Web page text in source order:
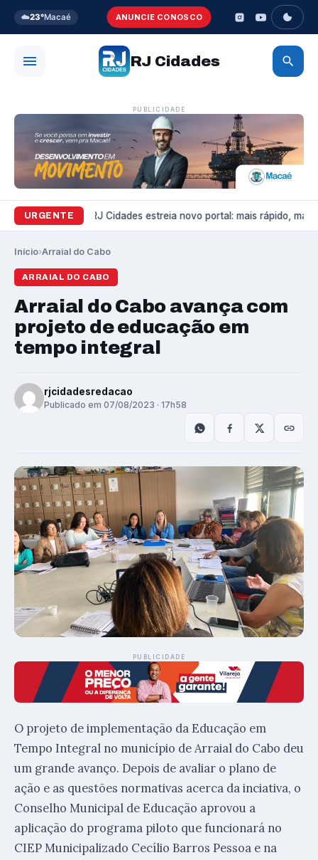
☁️23°Macaé ANUNCIE CONOSCO
RJ Cidades
PUBLICIDADE
URGENTE
Variedades RJ Cidades estreia novo portal: mais rápido, mais
Início›Arraial do Cabo
ARRAIAL DO CABO
Arraial do Cabo avança com
projeto de educação em
tempo integral
rjcidadesredacao
Publicado em 07/08/2023 · 17h58
PUBLICIDADE
O projeto de implementação da Educação em
Tempo Integral no município de Arraial do Cabo deu
um grande avanço. Depois de avaliar o plano de
ação e as questões normativas acerca da inciativa, o
Conselho Municipal de Educação aprovou a
aplicação do programa piloto que funcionará no
CIEP Municipalizado Cecílio Barros Pessoa e na